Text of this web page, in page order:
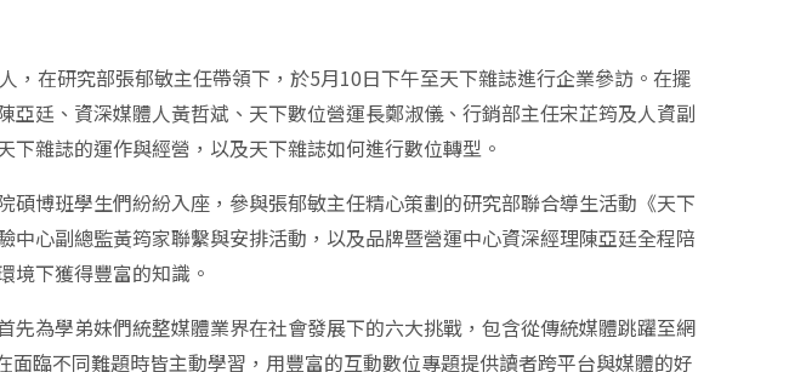
，在研究部張郁敏主任帶領下，於5月10日下午至天下雜誌進行企業參訪。在擺
亞廷、資深媒體人黃哲斌、天下數位營運長鄭淑儀、行銷部主任宋芷筠及人資副
雜誌的運作與經營，以及天下雜誌如何進行數位轉型。
碩博班學生們紛紛入座，參與張郁敏主任精心策劃的研究部聯合導生活動《天下
中心副總監黃筠家聯繫與安排活動，以及品牌暨營運中心資深經理陳亞廷全程陪
境下獲得豐富的知識。
先為學弟妹們統整媒體業界在社會發展下的六大挑戰，包含從傳統媒體跳躍至網
臨不同難題時皆主動學習，用豐富的互動數位專題提供讀者跨平台與媒體的好